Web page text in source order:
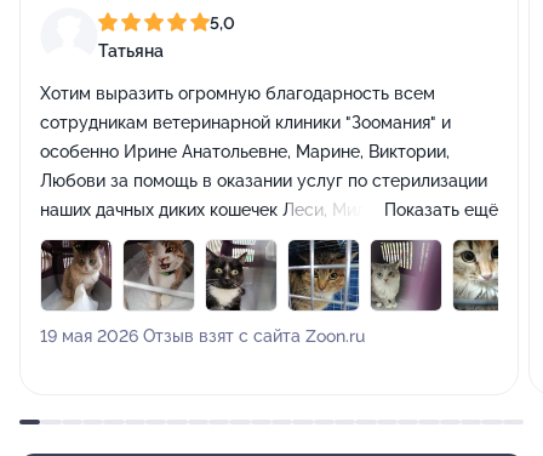
5,0
Татьяна
Хотим выразить огромную благодарность всем
сотрудникам ветеринарной клиники "Зоомания" и
особенно Ирине Анатольевне, Марине, Виктории,
Любови за помощь в оказании услуг по стерилизации
наших дачных диких кошечек Леси, Милы, Люси,
Симоны, Дусеньки, Златочки, Бусинки и Лисы. Всегда
без проблем и с большой теплотой нас принимали, и
практически всегда без предварительной записи. И
своих питомцев тоже у Ирины Анатольевны лечим).
Показать ещё
19 мая 2026 Отзыв взят с сайта Zoon.ru